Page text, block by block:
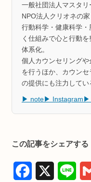
一般社団法人マスタリ
NPO法人クリオネの家
行動科学・健康科学
く仕組みで心と行動
体系化。
個人カウンセリング
を行うほか、カウン
の提供にも注力してい
▶ note ▶ Instagram ▶
この記事をシェアする